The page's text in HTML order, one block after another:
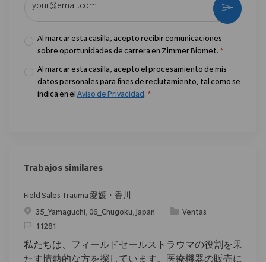
Al marcar esta casilla, acepto recibir comunicaciones
sobre oportunidades de carrera en Zimmer Biomet. *
Al marcar esta casilla, acepto el procesamiento de mis
datos personales para fines de reclutamiento, tal como se
indica en el Aviso de Privacidad. *
Activar
Trabajos similares
Field Sales Trauma 愛媛・香川
Ubicación
35_Yamaguchi, 06_Chugoku, Japan Categoría
Ventas
ReqId11281
私たちは、フィールドセールストラウマの役割を果